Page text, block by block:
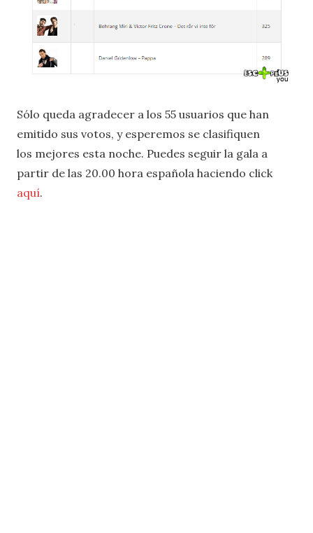
Sólo queda agradecer a los 55 usuarios que han
emitido sus votos, y esperemos se clasifiquen
los mejores esta noche. Puedes seguir la gala a
partir de las 20.00 hora española haciendo click
aquí.